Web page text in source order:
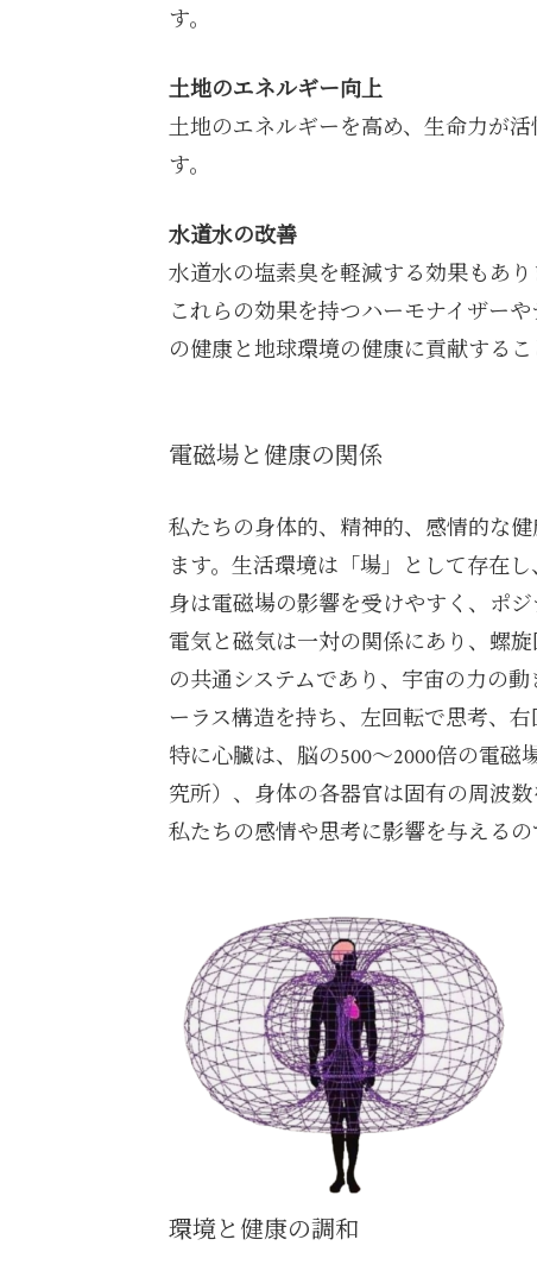
す。
土地のエネルギー向上
土地のエネルギーを高め、生命力が
す。
水道水の改善
水道水の塩素臭を軽減する効果もあり
これらの効果を持つハーモナイザー
の健康と地球環境の健康に貢献するこ
電磁場と健康の関係
私たちの身体的、精神的、感情的な
ます。生活環境は「場」として存在
身は電磁場の影響を受けやすく、ポ
電気と磁気は一対の関係にあり、螺
の共通システムであり、宇宙の力の
ーラス構造を持ち、左回転で思考、右
特に心臓は、脳の500〜2000倍の電
究所）、身体の各器官は固有の周波
私たちの感情や思考に影響を与えるの
環境と健康の調和